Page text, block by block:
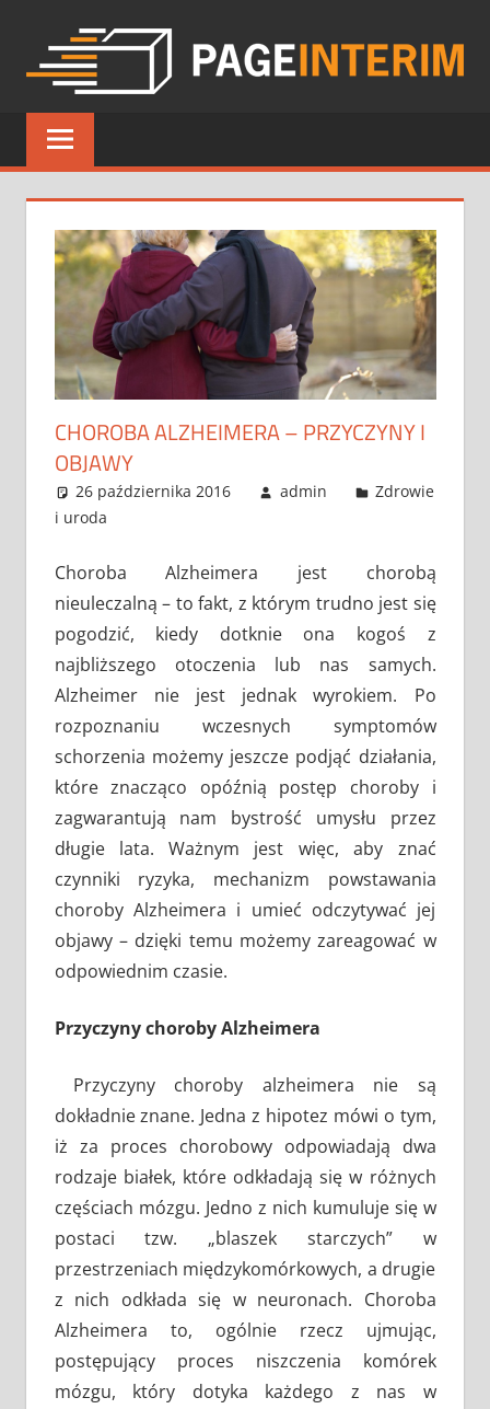
content
INTERIM
CHOROBA ALZHEIMERA – PRZYCZYNY I
OBJAWY
26 października 2016 admin
Zdrowie
i uroda
Choroba Alzheimera jest chorobą
nieuleczalną – to fakt, z którym trudno jest się
pogodzić, kiedy dotknie ona kogoś z
najbliższego otoczenia lub nas samych.
Alzheimer nie jest jednak wyrokiem. Po
rozpoznaniu wczesnych symptomów
schorzenia możemy jeszcze podjąć działania,
które znacząco opóźnią postęp choroby i
zagwarantują nam bystrość umysłu przez
długie lata. Ważnym jest więc, aby znać
czynniki ryzyka, mechanizm powstawania
choroby Alzheimera i umieć odczytywać jej
objawy – dzięki temu możemy zareagować w
odpowiednim czasie.
Przyczyny choroby Alzheimera
Przyczyny choroby alzheimera nie są
dokładnie znane. Jedna z hipotez mówi o tym,
iż za proces chorobowy odpowiadają dwa
rodzaje białek, które odkładają się w różnych
częściach mózgu. Jedno z nich kumuluje się w
postaci tzw. „blaszek starczych” w
przestrzeniach międzykomórkowych, a drugie
z nich odkłada się w neuronach. Choroba
Alzheimera to, ogólnie rzecz ujmując,
postępujący proces niszczenia komórek
mózgu, który dotyka każdego z nas w